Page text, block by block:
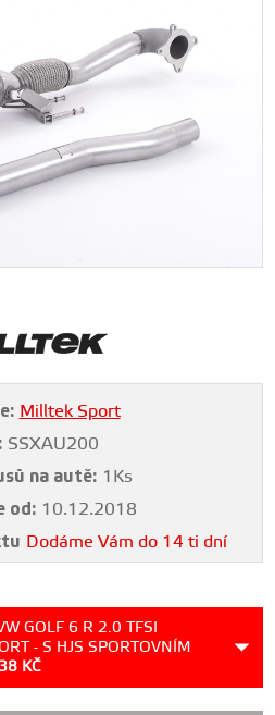
Milltek Sport
SSXAU200
na autě: 1Ks
od: 10.12.2018
Dodáme Vám do 14 ti dní
GOLF 6 R 2.0 TFSI
- S HJS SPORTOVNÍM
KČ